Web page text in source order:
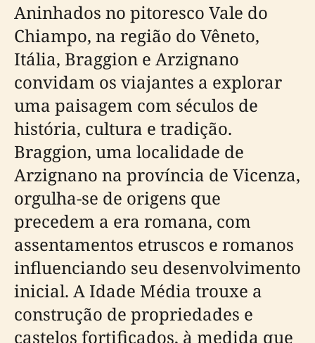
Aninhados no pitoresco Vale do
Chiampo, na região do Vêneto,
Itália, Braggion e Arzignano
convidam os viajantes a explorar
uma paisagem com séculos de
história, cultura e tradição.
Braggion, uma localidade de
Arzignano na província de Vicenza,
orgulha-se de origens que
precedem a era romana, com
assentamentos etruscos e romanos
influenciando seu desenvolvimento
inicial. A Idade Média trouxe a
construção de propriedades e
castelos fortificados, à medida que